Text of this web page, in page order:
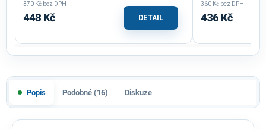
370 Kč bez DPH
448 Kč DETAIL
360 Kč bez DPH
436 Kč
Popis Podobné (16) Diskuze